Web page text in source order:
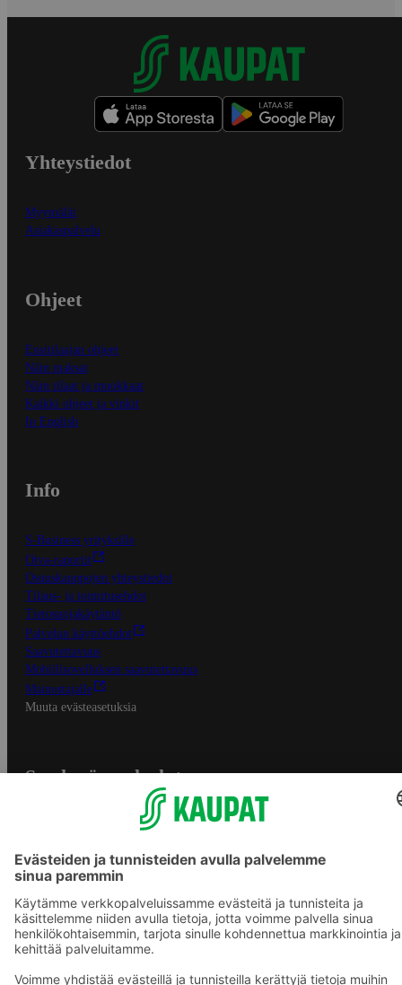
Yhteystiedot
Myymälät
Asiakaspalvelu
Ohjeet
Ensitilaajan ohjeet
Näin maksat
Näin tilaat ja muokkaat
Kaikki ohjeet ja vinkit
In English
Info
S-Business yrityksille
Oiva-raportit
Osuuskauppojen yhteystiedot
Tilaus- ja toimitusehdot
Tietosuojakäytäntö
Palvelun käyttöehdot
Saavutettavuus
Mobiilisovelluksen saavutettavuus
Mainostajalle
Muuta evästeasetuksia
S-ryhmän palvelut
Yhteishyvä Ruoka -sovellus
S-ostoslista -sovellus
Prisma.fi
Sokos.fi
S-Pankki